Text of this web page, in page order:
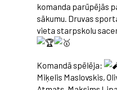
komanda parūpējās
sākumu. Druvas
vieta starpskolu
Komandā spēlēja:
Miķelis Maslovskis,